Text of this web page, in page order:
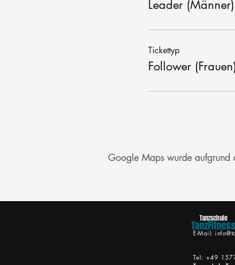
Leader (Männer)
Tickettyp
Follower (Frauen)
Google Maps wurde aufgrund
E-Mail:
Tanzschule
TanzFitness
Tel: +49